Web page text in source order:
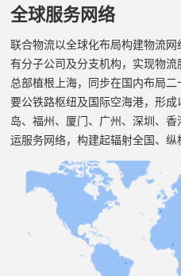
新闻
全球服务网络
联合物流以全球化布局构建物流
有分子公司及分支机构，实现物
总部植根上海，同步在国内布局
要公铁路枢纽及国际空海港，形
岛、福州、厦门、广州、深圳、
运服务网络，构建起辐射全国、纵